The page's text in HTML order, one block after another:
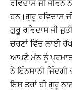
ਰਵਿਦਾਸ ਜੀ
ਹਨ।ਗੁਰੂੁ ਰਵਿਦਾਸ
ਗੁਰੂੁ ਰਵਿਦਾਸ ਜੀ
ਚਰਣਾਂ ਵਿੱਚ ਲਾਈ
ਆਪਣੇ ਮੰਨ ਨੂੰ
ਨੇ ਇੰਨਸਾਨੀ
ਇਸ ਤਰਾਂ ਹੀ ਗੁਰੂ